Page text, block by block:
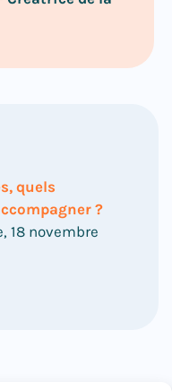
quels
?
18 novembre